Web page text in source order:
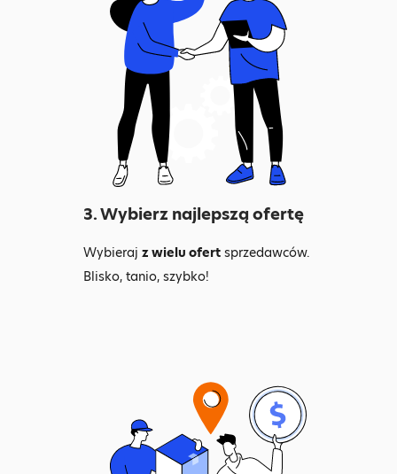
3. Wybierz najlepszą ofertę
Wybieraj z wielu ofert sprzedawców.
Blisko, tanio, szybko!